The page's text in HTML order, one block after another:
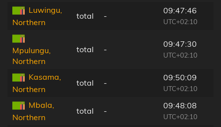
Luwingu,
Northern
total -
09:47:46
UTC+02:10
Mpulungu,
Northern
total -
09:47:30
UTC+02:10
Kasama,
Northern
total -
09:50:09
UTC+02:10
Mbala,
Northern
total -
09:48:08
UTC+02:10